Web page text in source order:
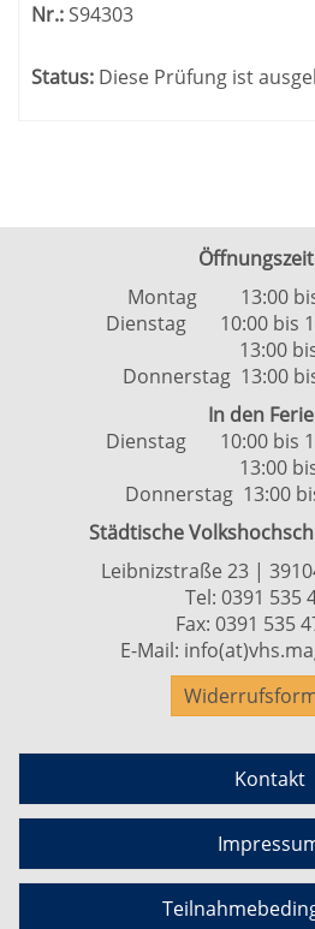
Nr.:S94303
Status: Diese Prüfung ist
Montag 13:00 bis
Dienstag 10:00 bis
13:00 bis
Donnerstag 13:00
In den
Dienstag 10:00 bis
13:00 bis
Donnerstag 13:00
Städtische
Leibnizstraße 23 |
Tel: 0391 535
Fax: 0391 535
E-Mail:
Kontakt